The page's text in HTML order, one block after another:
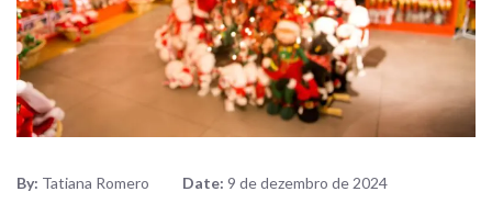
By: Tatiana Romero Date: 9 de dezembro de 2024